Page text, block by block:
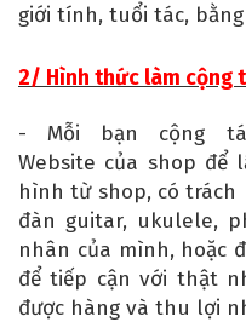
giới tính, tuổi tác,
2/ Hình thức làm cộng
- Mỗi bạn cộng
Website của shop để
hình từ shop, có trách
đàn guitar, ukulele,
nhân của mình, hoặc
để tiếp cận với thật
được hàng và thu lợi